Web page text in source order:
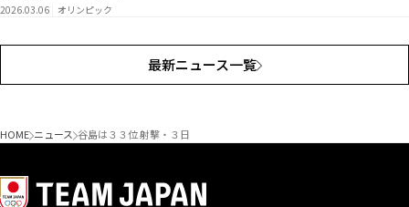
2026.03.06 オリンピック
最新ニュース一覧
HOME ニュース 谷島は３３位 射撃・３日